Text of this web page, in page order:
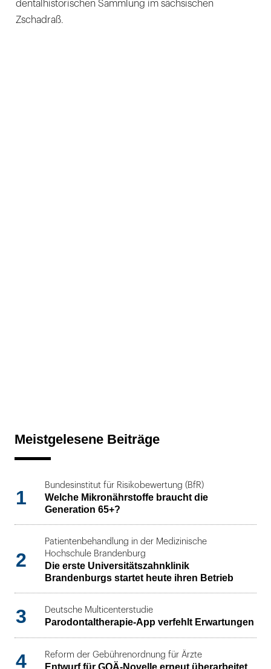
dentalhistorischen Sammlung im sächsischen
Zschadraß.
Meistgelesene Beiträge
1
Bundesinstitut für Risikobewertung (BfR)
Welche Mikronährstoffe braucht die
Generation 65+?
2
Patientenbehandlung in der Medizinische
Hochschule Brandenburg
Die erste Universitätszahnklinik
Brandenburgs startet heute ihren Betrieb
3 Deutsche Multicenterstudie
Parodontaltherapie-App verfehlt Erwartungen
4 Reform der Gebührenordnung für Ärzte
Entwurf für GOÄ-Novelle erneut überarbeitet